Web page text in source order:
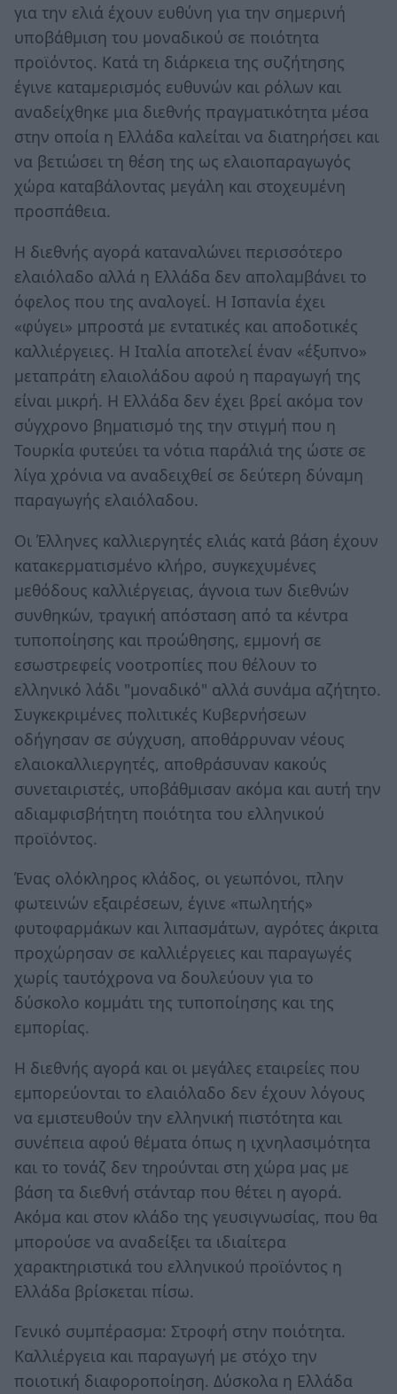
για την ελιά έχουν ευθύνη για την σημερινή
υποβάθμιση του μοναδικού σε ποιότητα
προϊόντος. Κατά τη διάρκεια της συζήτησης
έγινε καταμερισμός ευθυνών και ρόλων και
αναδείχθηκε μια διεθνής πραγματικότητα μέσα
στην οποία η Ελλάδα καλείται να διατηρήσει και
να βετιώσει τη θέση της ως ελαιοπαραγωγός
χώρα καταβάλοντας μεγάλη και στοχευμένη
προσπάθεια.
Η διεθνής αγορά καταναλώνει περισσότερο
ελαιόλαδο αλλά η Ελλάδα δεν απολαμβάνει το
όφελος που της αναλογεί. Η Ισπανία έχει
«φύγει» μπροστά με εντατικές και αποδοτικές
καλλιέργειες. Η Ιταλία αποτελεί έναν «έξυπνο»
μεταπράτη ελαιολάδου αφού η παραγωγή της
είναι μικρή. Η Ελλάδα δεν έχει βρεί ακόμα τον
σύγχρονο βηματισμό της την στιγμή που η
Τουρκία φυτεύει τα νότια παράλιά της ώστε σε
λίγα χρόνια να αναδειχθεί σε δεύτερη δύναμη
παραγωγής ελαιόλαδου.
Οι Έλληνες καλλιεργητές ελιάς κατά βάση έχουν
κατακερματισμένο κλήρο, συγκεχυμένες
μεθόδους καλλιέργειας, άγνοια των διεθνών
συνθηκών, τραγική απόσταση από τα κέντρα
τυποποίησης και προώθησης, εμμονή σε
εσωστρεφείς νοοτροπίες που θέλουν το
ελληνικό λάδι "μοναδικό" αλλά συνάμα αζήτητο.
Συγκεκριμένες πολιτικές Κυβερνήσεων
οδήγησαν σε σύγχυση, αποθάρρυναν νέους
ελαιοκαλλιεργητές, αποθράσυναν κακούς
συνεταιριστές, υποβάθμισαν ακόμα και αυτή την
αδιαμφισβήτητη ποιότητα του ελληνικού
προϊόντος.
Ένας ολόκληρος κλάδος, οι γεωπόνοι, πλην
φωτεινών εξαιρέσεων, έγινε «πωλητής»
φυτοφαρμάκων και λιπασμάτων, αγρότες άκριτα
προχώρησαν σε καλλιέργειες και παραγωγές
χωρίς ταυτόχρονα να δουλεύουν για το
δύσκολο κομμάτι της τυποποίησης και της
εμπορίας.
Η διεθνής αγορά και οι μεγάλες εταιρείες που
εμπορεύονται το ελαιόλαδο δεν έχουν λόγους
να εμιστευθούν την ελληνική πιστότητα και
συνέπεια αφού θέματα όπως η ιχνηλασιμότητα
και το τονάζ δεν τηρούνται στη χώρα μας με
βάση τα διεθνή στάνταρ που θέτει η αγορά.
Ακόμα και στον κλάδο της γευσιγνωσίας, που θα
μπορούσε να αναδείξει τα ιδιαίτερα
χαρακτηριστικά του ελληνικού προϊόντος η
Ελλάδα βρίσκεται πίσω.
Γενικό συμπέρασμα: Στροφή στην ποιότητα.
Καλλιέργεια και παραγωγή με στόχο την
ποιοτική διαφοροποίηση. Δύσκολα η Ελλάδα